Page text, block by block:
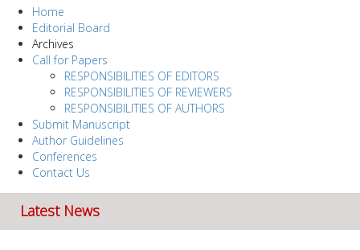
Home
Editorial Board
Archives
Call for Papers
RESPONSIBILITIES OF EDITORS
RESPONSIBILITIES OF REVIEWERS
RESPONSIBILITIES OF AUTHORS
Submit Manuscript
Author Guidelines
Conferences
Contact Us
Latest News